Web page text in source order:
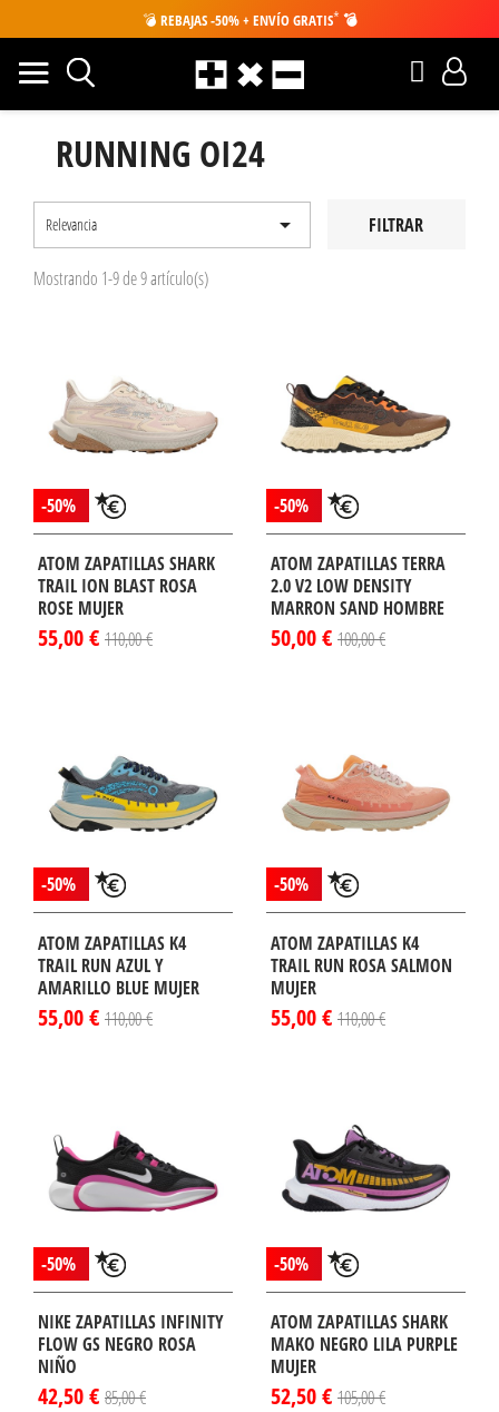
💣 REBAJAS -50% + ENVÍO GRATIS* 💣
RUNNING OI24
Relevancia  FILTRAR
Mostrando 1-9 de 9 artículo(s)
-50%
ATOM ZAPATILLAS SHARK
TRAIL ION BLAST ROSA
ROSE MUJER
55,00 € 110,00 €
-50%
ATOM ZAPATILLAS TERRA
2.0 V2 LOW DENSITY
MARRON SAND HOMBRE
50,00 € 100,00 €
-50%
ATOM ZAPATILLAS K4
TRAIL RUN AZUL Y
AMARILLO BLUE MUJER
55,00 € 110,00 €
-50%
ATOM ZAPATILLAS K4
TRAIL RUN ROSA SALMON
MUJER
55,00 € 110,00 €
-50%
NIKE ZAPATILLAS INFINITY
FLOW GS NEGRO ROSA
NIÑO
42,50 € 85,00 €
-50%
ATOM ZAPATILLAS SHARK
MAKO NEGRO LILA PURPLE
MUJER
52,50 € 105,00 €